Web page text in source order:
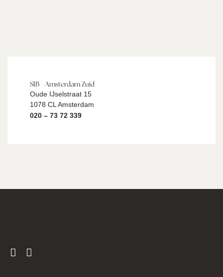
SIB - Amsterdam Zuid
Oude IJselstraat 15
1078 CL Amsterdam
020 – 73 72 339